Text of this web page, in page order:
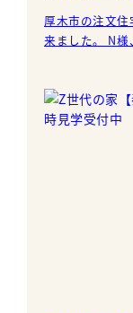
厚木市の注文
来ました。 N